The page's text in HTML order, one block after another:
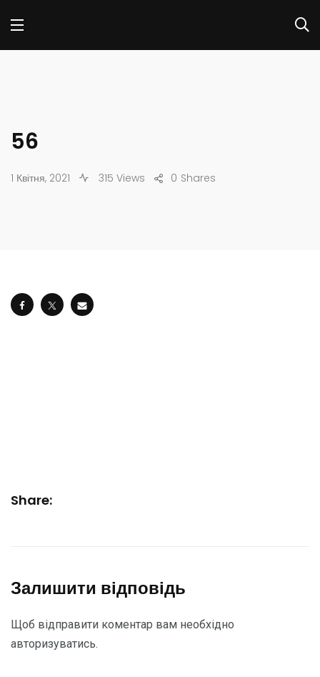
56
1 Квітня, 2021 315 Views Shares
0
Share:
Залишити відповідь
Щоб відправити коментар вам необхідно
авторизуватись.